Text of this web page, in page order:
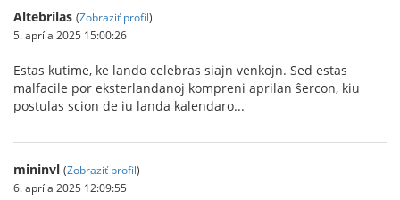
Altebrilas (Zobraziť profil)
5. apríla 2025 15:00:26
Estas kutime, ke lando celebras siajn venkojn. Sed estas
malfacile por eksterlandanoj kompreni aprilan ŝercon, kiu
postulas scion de iu landa kalendaro...
mininvl (Zobraziť profil)
6. apríla 2025 12:09:55